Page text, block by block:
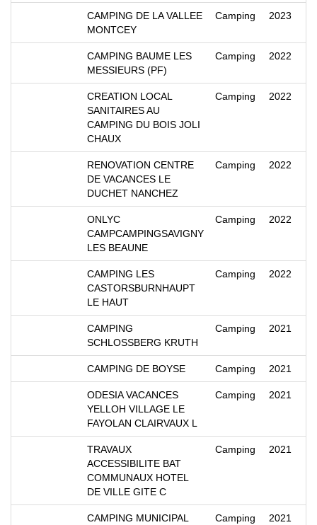
CAMPING DE LA VALLEE
MONTCEY
Camping 2023
CAMPING BAUME LES
MESSIEURS (PF)
Camping 2022
CREATION LOCAL
SANITAIRES AU
CAMPING DU BOIS JOLI
CHAUX
Camping 2022
RENOVATION CENTRE
DE VACANCES LE
DUCHET NANCHEZ
Camping 2022
ONLYC
CAMPCAMPINGSAVIGNY
LES BEAUNE
Camping 2022
CAMPING LES
CASTORSBURNHAUPT
LE HAUT
Camping 2022
CAMPING
SCHLOSSBERG KRUTH
Camping 2021
CAMPING DE BOYSE Camping 2021
ODESIA VACANCES
YELLOH VILLAGE LE
FAYOLAN CLAIRVAUX L
Camping 2021
TRAVAUX
ACCESSIBILITE BAT
COMMUNAUX HOTEL
DE VILLE GITE C
Camping 2021
CAMPING MUNICIPAL
Camping 2021